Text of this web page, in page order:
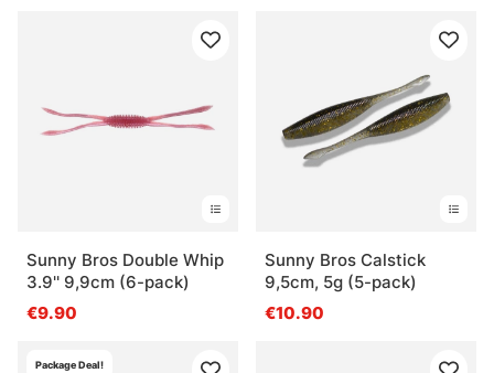
Sunny Bros Double Whip
3.9'' 9,9cm (6-pack)
€9.90
Sunny Bros Calstick
9,5cm, 5g (5-pack)
€10.90
Package Deal!